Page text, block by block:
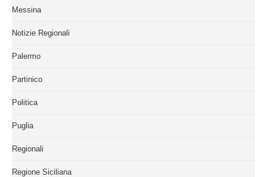
Messina
Notizie Regionali
Palermo
Partinico
Politica
Puglia
Regionali
Regione Siciliana